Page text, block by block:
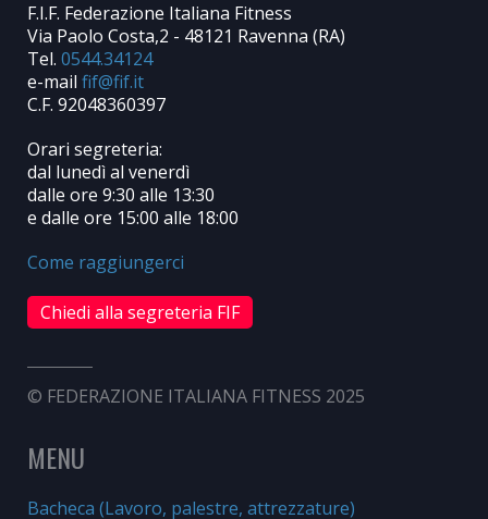
F.I.F. Federazione Italiana Fitness
Via Paolo Costa,2 - 48121 Ravenna (RA)
Tel. 0544.34124
e-mail
C.F. 92048360397
Orari segreteria:
dal lunedì al venerdì
dalle ore 9:30 alle 13:30
e dalle ore 15:00 alle 18:00
Come raggiungerci
Chiedi alla segreteria FIF
© FEDERAZIONE ITALIANA FITNESS 2025
MENU
Bacheca (Lavoro, palestre, attrezzature)